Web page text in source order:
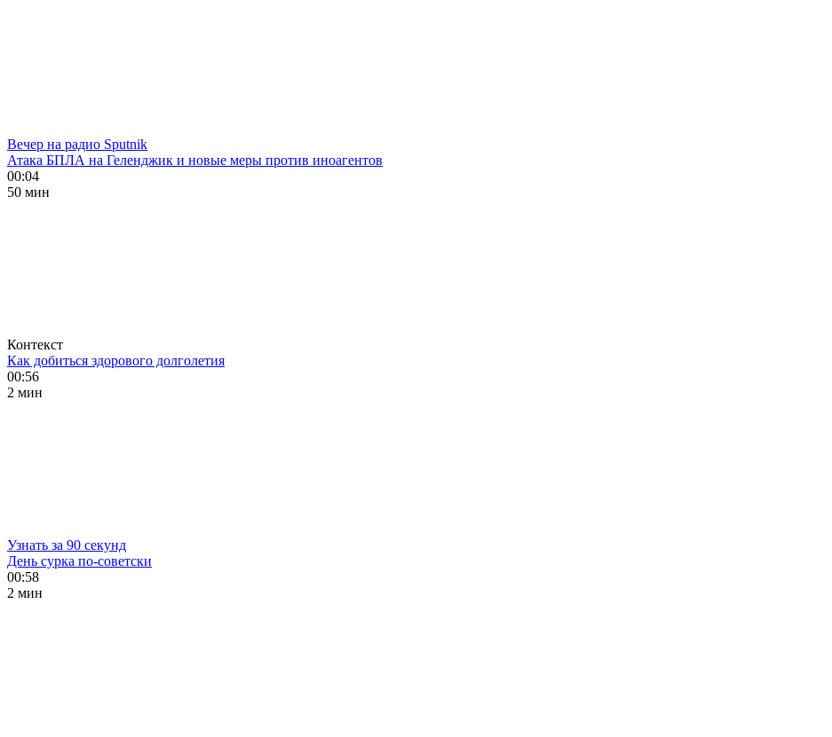
Вечер на радио Sputnik
Атака БПЛА на Геленджик и новые меры против иноагентов
00:04
50 мин
Контекст
Как добиться здорового долголетия
00:56
2 мин
Узнать за 90 секунд
День сурка по-советски
00:58
2 мин